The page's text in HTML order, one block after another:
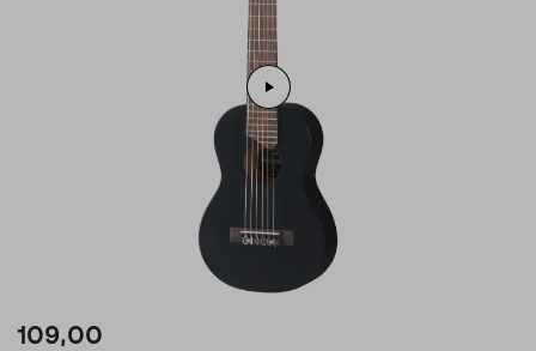
109,00